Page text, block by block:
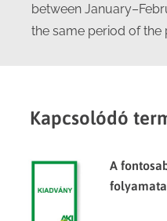
between
the same period of the
Kapcsolódó
A